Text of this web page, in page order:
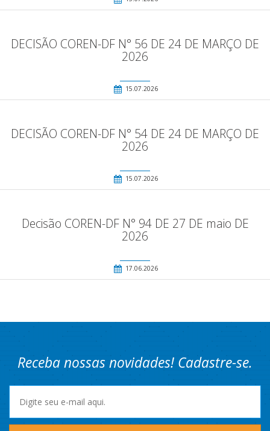
DECISÃO COREN-DF N° 56 DE 24 DE MARÇO DE
2026
15.07.2026
DECISÃO COREN-DF N° 54 DE 24 DE MARÇO DE
2026
15.07.2026
Decisão COREN-DF N° 94 DE 27 DE maio DE
2026
17.06.2026
Receba nossas novidades! Cadastre-se.